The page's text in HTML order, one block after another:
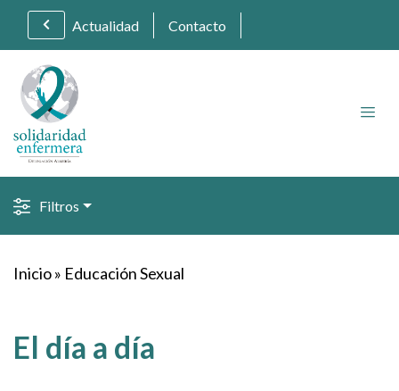
Actualidad Contacto
Filtros
Inicio» Educación Sexual
El día a día